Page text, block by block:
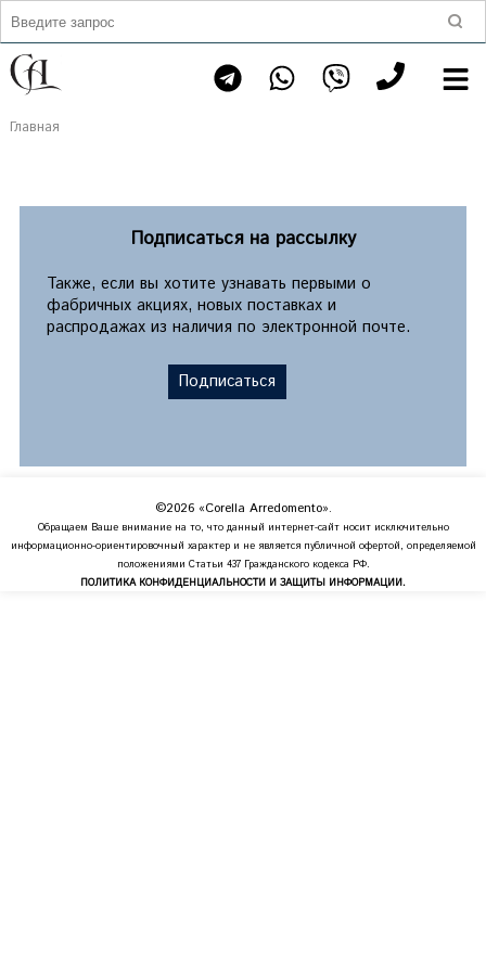
Главная
Подписаться на рассылку
Также, если вы хотите узнавать первыми о
фабричных акциях, новых поставках и
распродажах из наличия по электронной почте.
Подписаться
©2026 «Corella Arredomento».
Обращаем Ваше внимание на то, что данный интернет-сайт носит исключительно
информационно-ориентировочный характер и не является публичной офертой, определяемой
положениями Статьи 437 Гражданского кодекса РФ.
ПОЛИТИКА КОНФИДЕНЦИАЛЬНОСТИ И ЗАЩИТЫ ИНФОРМАЦИИ.